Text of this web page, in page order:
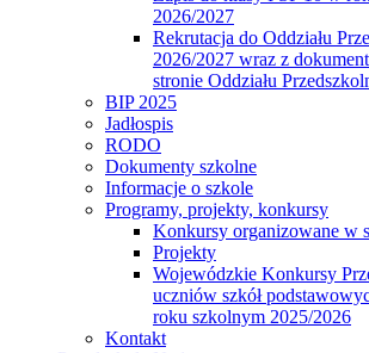
2026/2027
Rekrutacja do Oddziału
2026/2027 wraz z
stronie Oddziału
BIP 2025
Jadłospis
RODO
Dokumenty szkolne
Informacje o szkole
Programy, projekty, konkursy
Konkursy organizowane w
Projekty
Wojewódzkie Konkursy
uczniów szkół
roku szkolnym 2025/2026
Kontakt